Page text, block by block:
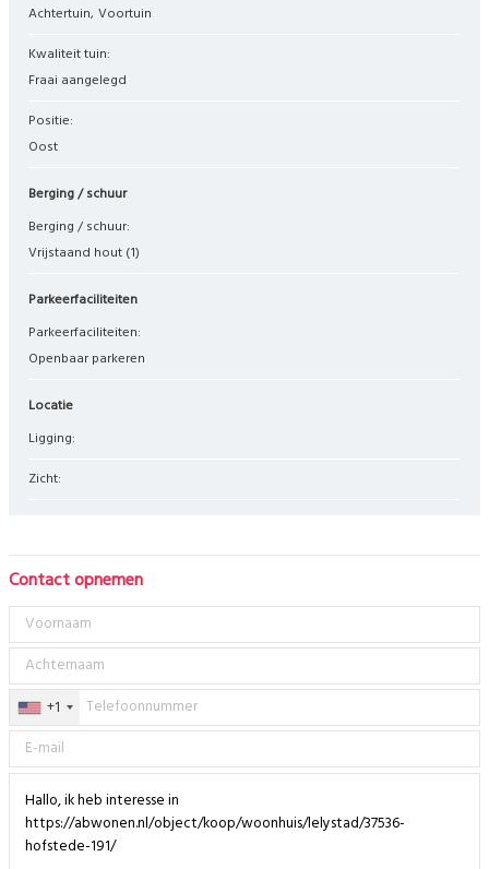
Achtertuin Voortuin
Kwaliteit tuin:
Fraai aangelegd
Positie:
Oost
Berging / schuur
Berging / schuur:
Vrijstaand hout (1)
Parkeerfaciliteiten
Parkeerfaciliteiten:
Openbaar parkeren
Locatie
Ligging:
Zicht:
Contact opnemen
+1